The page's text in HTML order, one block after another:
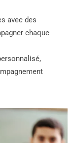
avec des
chaque